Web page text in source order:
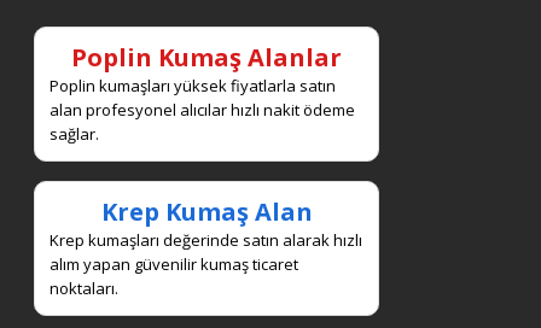
Poplin Kumaş Alanlar
Poplin kumaşları yüksek fiyatlarla satın
alan profesyonel alıcılar hızlı nakit ödeme
sağlar.
Krep Kumaş Alan
Krep kumaşları değerinde satın alarak hızlı
alım yapan güvenilir kumaş ticaret
noktaları.